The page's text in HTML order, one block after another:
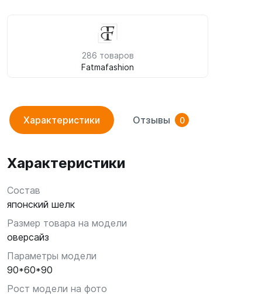
286 товаров
Fatmafashion
Характеристики Отзывы 0
Характеристики
Состав
японский шелк
Размер товара на модели
оверсайз
Параметры модели
90*60*90
Рост модели на фото